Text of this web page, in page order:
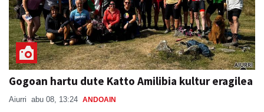
Gogoan hartu dute Katto Amilibia kultur eragilea